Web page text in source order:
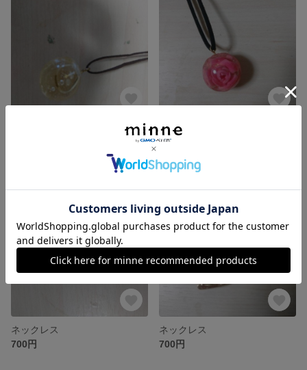
ネックレス
700円
残り1点
ネックレス
700円
残り1点
ネックレス
700円